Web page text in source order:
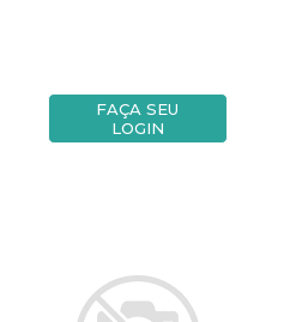
FAÇA SEU
LOGIN